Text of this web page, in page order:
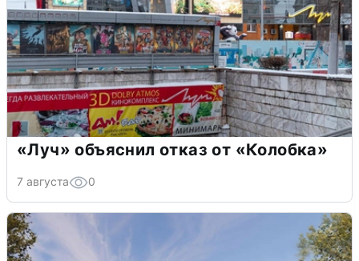
«Луч» объяснил отказ от «Колобка»
7 августа 0